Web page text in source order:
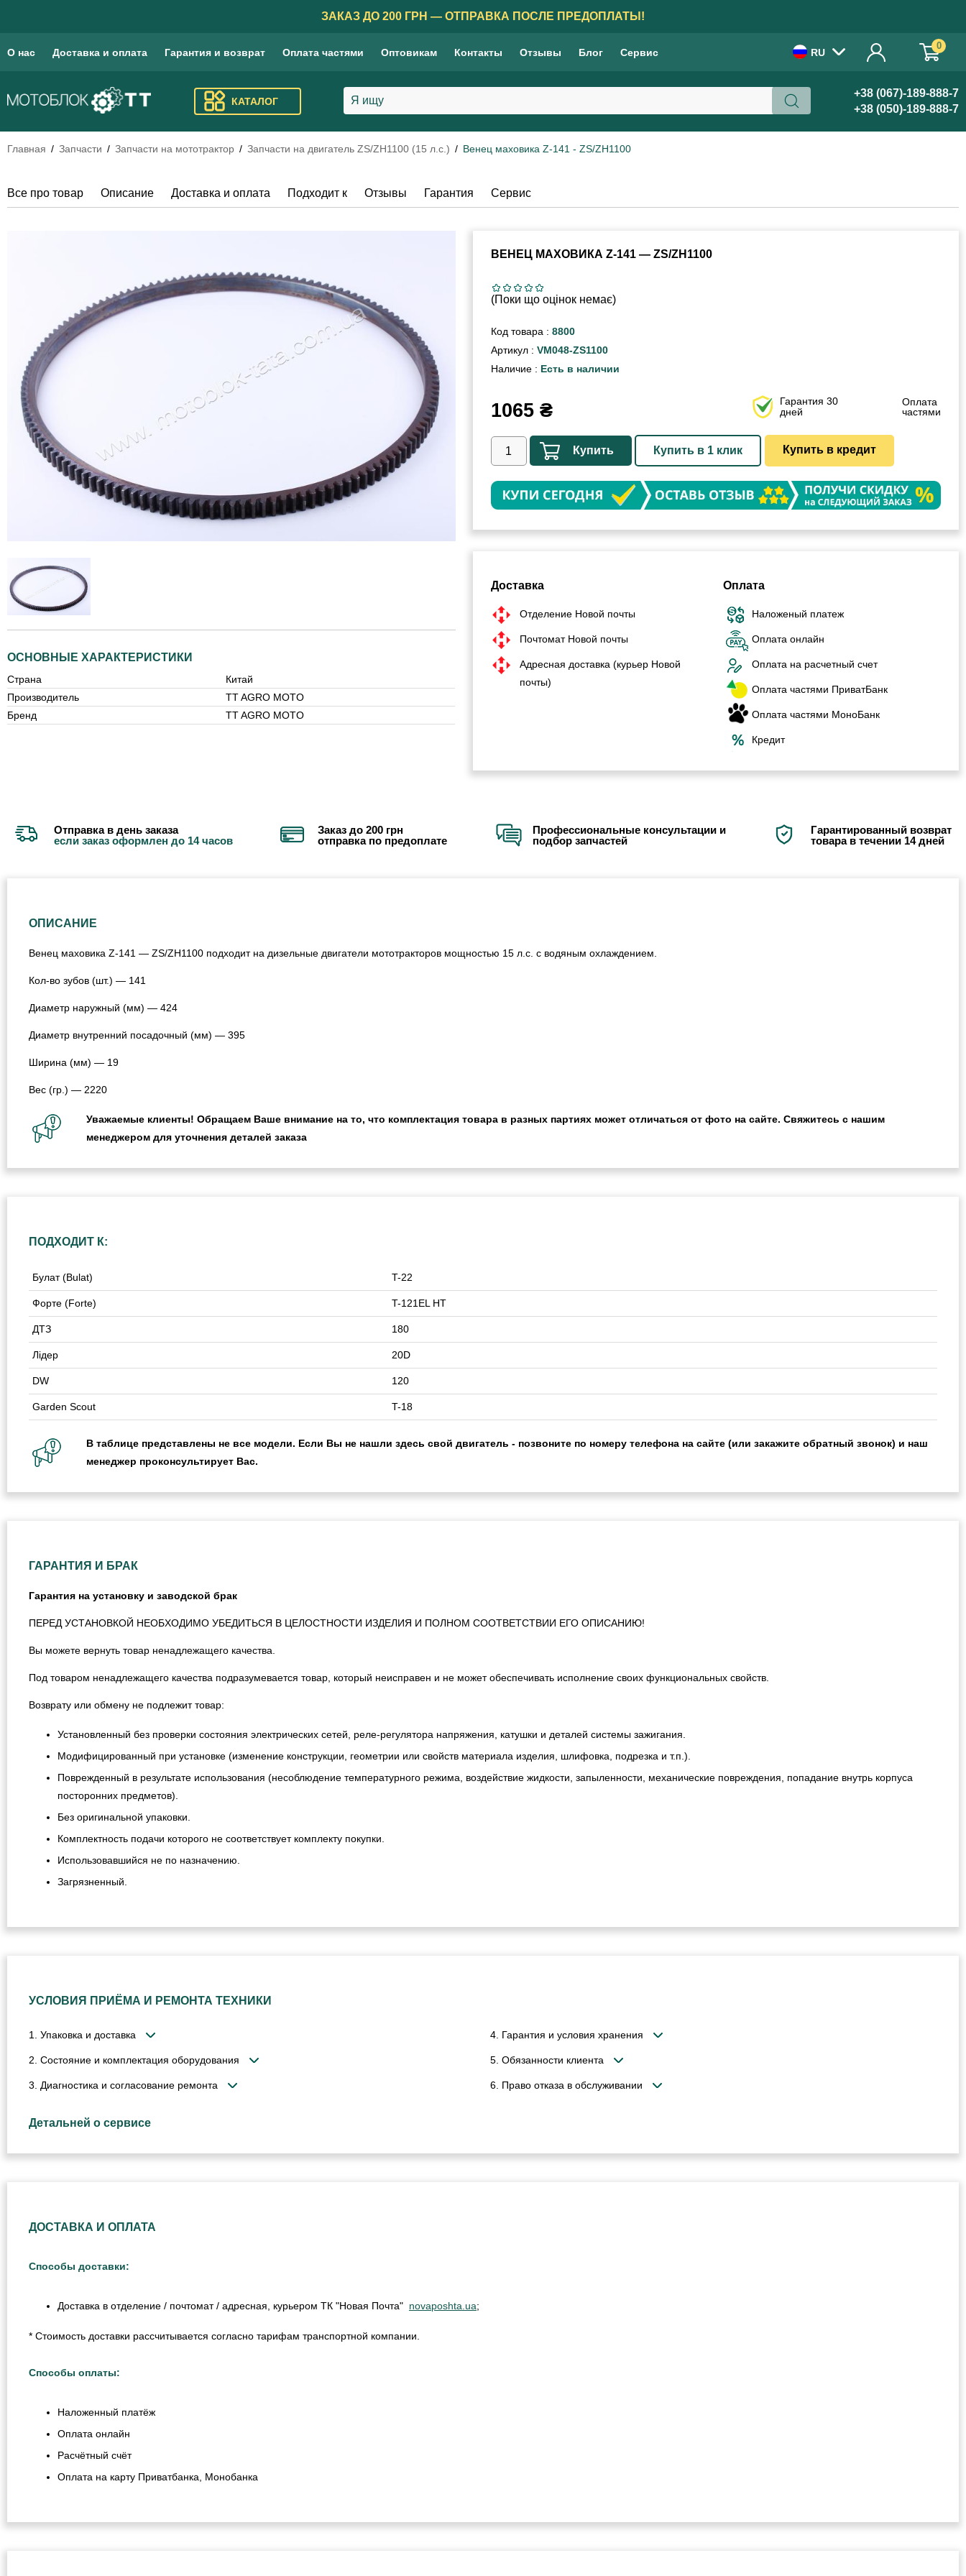
ЗАКАЗ ДО 200 ГРН — ОТПРАВКА ПОСЛЕ ПРЕДОПЛАТЫ!
О нас Доставка и оплата Гарантия и возврат Оплата частями Оптовикам Контакты Отзывы Блог Сервис RU
0
КАТАЛОГ
+38 (067)-189-888-7
+38 (050)-189-888-7
Главная Запчасти Запчасти на мототрактор Запчасти на двигатель ZS/ZH1100 (15 л.с.) Венец маховика Z-141 - ZS/ZH1100
Все про товар Описание Доставка и оплата Подходит к Отзывы Гарантия Сервис
ОСНОВНЫЕ ХАРАКТЕРИСТИКИ
Страна
Китай
Производитель
TT AGRO MOTO
Бренд
TT AGRO MOTO
ВЕНЕЦ МАХОВИКА Z-141 — ZS/ZH1100
(Поки що оцінок немає)
Код товара : 8800
Артикул : VM048-ZS1100
Наличие : Есть в наличии
1065₴
Гарантия 30
дней
Оплата
частями
Купить Купить в 1 клик Купить в кредит
Доставка
Отделение Новой почты
Почтомат Новой почты
Адресная доставка (курьер Новой
почты)
Оплата
Наложеный платеж
Оплата онлайн
Оплата на расчетный счет
Оплата частями ПриватБанк
Оплата частями МоноБанк
Кредит
Отправка в день заказа
если заказ оформлен до 14 часов
Заказ до 200 грн
отправка по предоплате
Профессиональные консультации и
подбор запчастей
Гарантированный возврат
товара в течении 14 дней
ОПИСАНИЕ
Венец маховика Z-141 — ZS/ZH1100 подходит на дизельные двигатели мототракторов мощностью 15 л.с. с водяным охлаждением.
Кол-во зубов (шт.) — 141
Диаметр наружный (мм) — 424
Диаметр внутренний посадочный (мм) — 395
Ширина (мм) — 19
Вес (гр.) — 2220
Уважаемые клиенты! Обращаем Ваше внимание на то, что комплектация товара в разных партиях может отличаться от фото на сайте. Свяжитесь с нашим
менеджером для уточнения деталей заказа
ПОДХОДИТ К:
Булат (Bulat) T-22
Форте (Forte) T-121EL HT
ДТЗ 180
Лідер 20D
DW 120
Garden Scout T-18
В таблице представлены не все модели. Если Вы не нашли здесь свой двигатель - позвоните по номеру телефона на сайте (или закажите обратный звонок) и наш
менеджер проконсультирует Вас.
ГАРАНТИЯ И БРАК
Гарантия на установку и заводской брак
ПЕРЕД УСТАНОВКОЙ НЕОБХОДИМО УБЕДИТЬСЯ В ЦЕЛОСТНОСТИ ИЗДЕЛИЯ И ПОЛНОМ СООТВЕТСТВИИ ЕГО ОПИСАНИЮ!
Вы можете вернуть товар ненадлежащего качества.
Под товаром ненадлежащего качества подразумевается товар, который неисправен и не может обеспечивать исполнение своих функциональных свойств.
Возврату или обмену не подлежит товар:
Установленный без проверки состояния электрических сетей, реле-регулятора напряжения, катушки и деталей системы зажигания.
Модифицированный при установке (изменение конструкции, геометрии или свойств материала изделия, шлифовка, подрезка и т.п.).
Поврежденный в результате использования (несоблюдение температурного режима, воздействие жидкости, запыленности, механические повреждения, попадание внутрь корпуса
посторонних предметов).
Без оригинальной упаковки.
Комплектность подачи которого не соответствует комплекту покупки.
Использовавшийся не по назначению.
Загрязненный.
УСЛОВИЯ ПРИЁМА И РЕМОНТА ТЕХНИКИ
1. Упаковка и доставка
2. Состояние и комплектация оборудования
3. Диагностика и согласование ремонта
4. Гарантия и условия хранения
5. Обязанности клиента
6. Право отказа в обслуживании
Детальней о сервисе
ДОСТАВКА И ОПЛАТА
Способы доставки:
Доставка в отделение / почтомат / адресная, курьером ТК "Новая Почта" novaposhta.ua;
* Стоимость доставки рассчитывается согласно тарифам транспортной компании.
Способы оплаты:
Наложенный платёж
Оплата онлайн
Расчётный счёт
Оплата на карту Приватбанка, Монобанка